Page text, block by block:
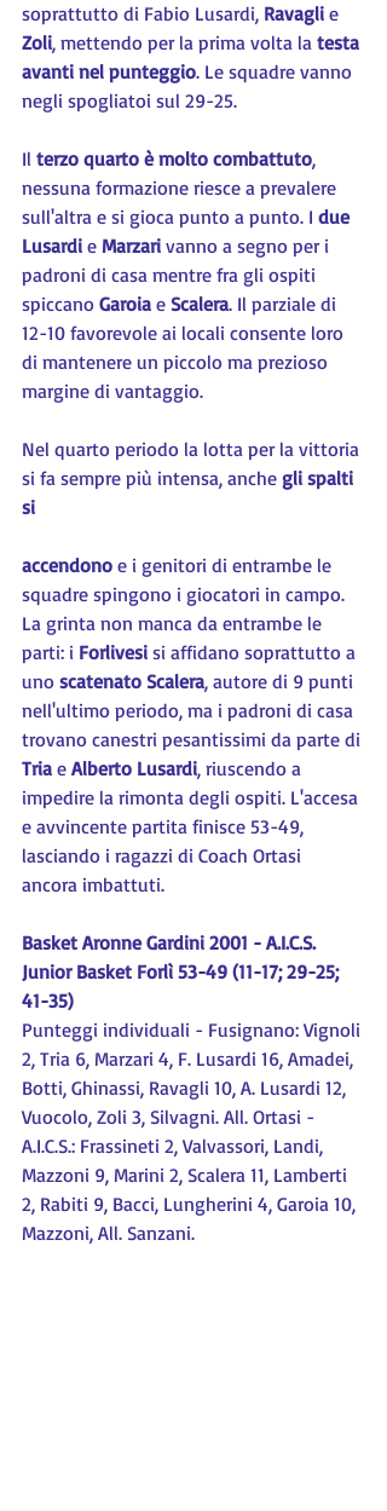
soprattutto di Fabio Lusardi, Ravagli e
Zoli, mettendo per la prima volta la testa
avanti nel punteggio. Le squadre vanno
negli spogliatoi sul 29-25.
Il terzo quarto è molto combattuto,
nessuna formazione riesce a prevalere
sull'altra e si gioca punto a punto. I due
Lusardi e Marzari vanno a segno per i
padroni di casa mentre fra gli ospiti
spiccano Garoia e Scalera. Il parziale di
12-10 favorevole ai locali consente loro
di mantenere un piccolo ma prezioso
margine di vantaggio.
Nel quarto periodo la lotta per la vittoria
si fa sempre più intensa, anche gli spalti
si
accendono e i genitori di entrambe le
squadre spingono i giocatori in campo.
La grinta non manca da entrambe le
parti: i Forlivesi si affidano soprattutto a
uno scatenato Scalera, autore di 9 punti
nell'ultimo periodo, ma i padroni di casa
trovano canestri pesantissimi da parte di
Tria e Alberto Lusardi, riuscendo a
impedire la rimonta degli ospiti. L'accesa
e avvincente partita finisce 53-49,
lasciando i ragazzi di Coach Ortasi
ancora imbattuti.
Basket Aronne Gardini 2001 - A.I.C.S.
Junior Basket Forlì 53-49 (11-17; 29-25;
41-35)
Punteggi individuali - Fusignano: Vignoli
2, Tria 6, Marzari 4, F. Lusardi 16, Amadei,
Botti, Ghinassi, Ravagli 10, A. Lusardi 12,
Vuocolo, Zoli 3, Silvagni. All. Ortasi -
A.I.C.S.: Frassineti 2, Valvassori, Landi,
Mazzoni 9, Marini 2, Scalera 11, Lamberti
2, Rabiti 9, Bacci, Lungherini 4, Garoia 10,
Mazzoni, All. Sanzani.